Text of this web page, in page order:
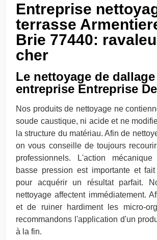
Entreprise
terrasse
Brie 77440:
cher
Le nettoyage de
entreprise Entreprise
Nos produits de nettoyage ne
soude caustique, ni acide et ne
la structure du matériau. Afin de
on vous conseille de toujours
professionnels. L'action
basse pression est importante et
pour acquérir un résultat parfait.
nettoyage affectent immédiatement.
et de ruiner hardiment les micro-
recommandons l'application d'un
à la fin.